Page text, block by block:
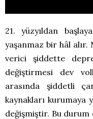
21. yüzyıldan
yaşanmaz bir hâl alır.
verici şiddette
değiştirmesi dev
arasında şiddetli
kaynakları kurumaya
değişmiştir. Bu durum